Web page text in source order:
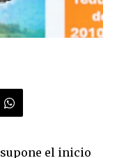
el inicio